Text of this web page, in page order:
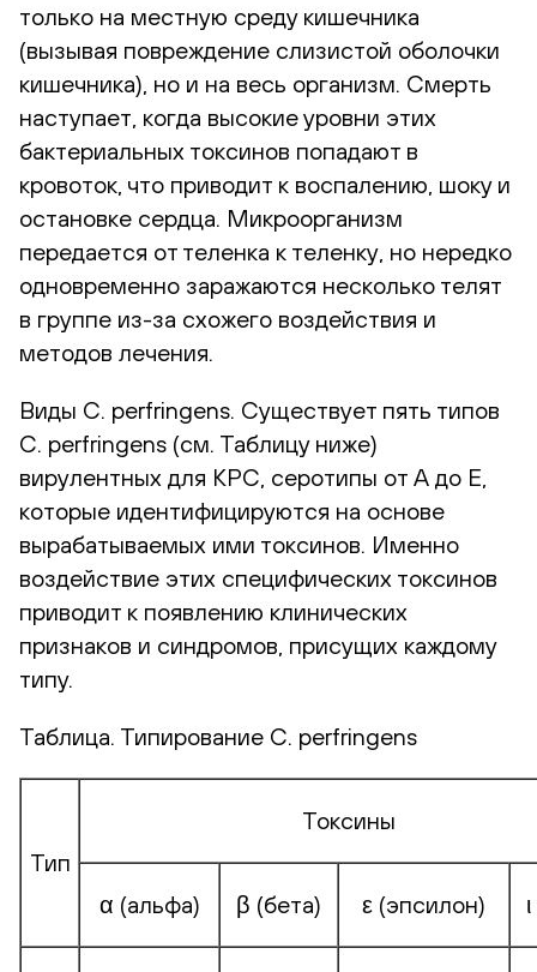
только на местную среду кишечника
(вызывая повреждение слизистой оболочки
кишечника), но и на весь организм. Смерть
наступает, когда высокие уровни этих
бактериальных токсинов попадают в
кровоток, что приводит к воспалению, шоку и
остановке сердца. Микроорганизм
передается от теленка к теленку, но нередко
одновременно заражаются несколько телят
в группе из-за схожего воздействия и
методов лечения.
Виды C. perfringens. Существует пять типов
C. perfringens (см. Таблицу ниже)
вирулентных для КРС, серотипы от A до E,
которые идентифицируются на основе
вырабатываемых ими токсинов. Именно
воздействие этих специфических токсинов
приводит к появлению клинических
признаков и синдромов, присущих каждому
типу.
Таблица. Типирование C. perfringens
Тип
Токсины
α (альфа) β (бета) ε (эпсилон)